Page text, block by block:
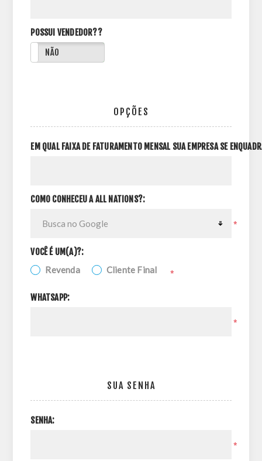
POSSUI VENDEDOR??
NÃO
OPÇÕES
EM QUAL FAIXA DE FATURAMENTO MENSAL SUA EMPRESA SE
COMO CONHECEU A ALL NATIONS?:
*
VOCÊ É UM(A)?:
Revenda Cliente Final *
WHATSAPP:
*
SUA SENHA
SENHA:
*